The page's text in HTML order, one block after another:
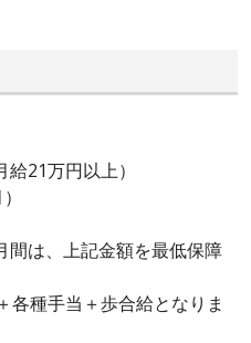
21万円以上）
間は、上記金額を最低保障
各種手当＋歩合給となりま